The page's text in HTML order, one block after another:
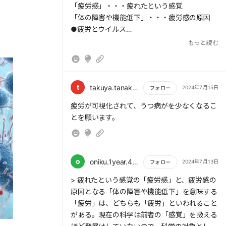
「疲労感」・・・疲れたという感覚
「体の障害や機能低下」・・・疲労感の原因
●疲労とウイルス
疲れるとヘルペスが出るのは、潜伏感染してい
再び増え始めるからだ。
もっと読む
t takuya.tanaka1976 フォロー 2024年7月15日
もっと読む
疲労が可視化されて、うつ病がを少なくなるこ
とを願います。
o oniku.1year.4seasons.3times フォロー 2024年7月13日
もっと読む
> 疲れたという感覚の「疲労感」と、疲労感の
原因となる「体の障害や機能低下」を意味する
「疲労」は、どちらも「疲労」といわれること
がある。現在の科学は前者の「感覚」を扱える